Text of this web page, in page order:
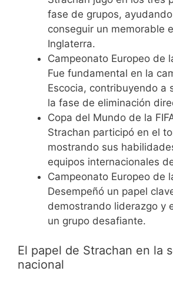
fase de grupos,
conseguir un memorable
Inglaterra.
Campeonato Europeo de
Fue fundamental en la
Escocia, contribuyendo a
la fase de eliminación
Copa del Mundo de la
Strachan participó en el
mostrando sus
equipos internacionales
Campeonato Europeo de
Desempeñó un papel
demostrando liderazgo y
un grupo desafiante.
El papel de Strachan en la
nacional